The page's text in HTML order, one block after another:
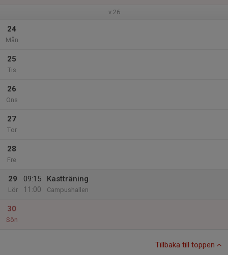
v.26
24
Mån
25
Tis
26
Ons
27
Tor
28
Fre
29
Lör
09:15
11:00
Kastträning
Campushallen
30
Sön
Tillbaka till toppen